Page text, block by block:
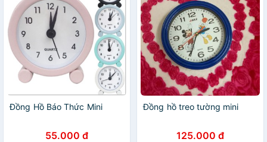
Đồng Hồ Báo Thức Mini
55.000 đ
Đồng hồ treo tường mini
125.000 đ